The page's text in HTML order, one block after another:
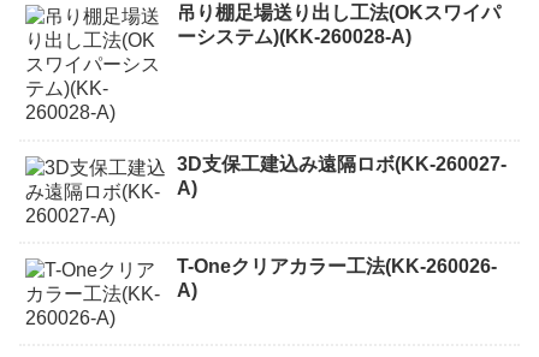
吊り棚足場送り出し工法(OKスワイパ
ーシステム)(KK-260028-A)
3D支保工建込み遠隔ロボ(KK-260027-
A)
T-Oneクリアカラー工法(KK-260026-
A)